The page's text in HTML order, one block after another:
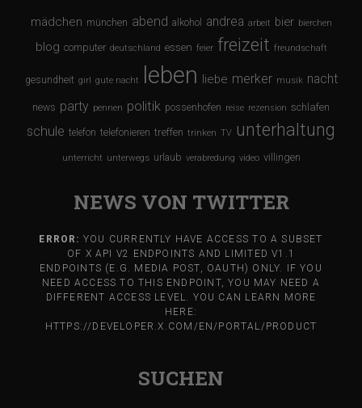
mädchen münchen abend alkohol andrea arbeit bier bierchen
blog computer deutschland essen feier freizeit freundschaft
gesundheit girl gute nacht leben liebe merker musik nacht
news party pennen politik possenhofen reise rezension schlafen
schule telefon telefonieren treffen trinken TV unterhaltung
unterricht unterwegs urlaub verabredung video villingen
NEWS VON TWITTER
ERROR: YOU CURRENTLY HAVE ACCESS TO A SUBSET
OF X API V2 ENDPOINTS AND LIMITED V1.1
ENDPOINTS (E.G. MEDIA POST, OAUTH) ONLY. IF YOU
NEED ACCESS TO THIS ENDPOINT, YOU MAY NEED A
DIFFERENT ACCESS LEVEL. YOU CAN LEARN MORE
HERE:
HTTPS://DEVELOPER.X.COM/EN/PORTAL/PRODUCT
SUCHEN